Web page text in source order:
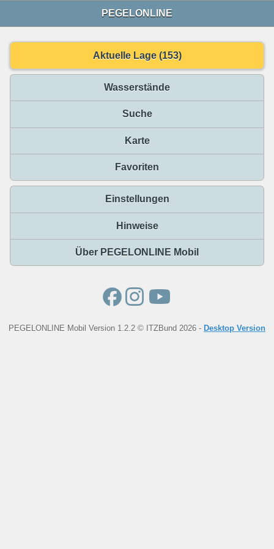
PEGELONLINE
Aktuelle Lage (153)
Wasserstände
Suche
Karte
Favoriten
Einstellungen
Hinweise
Über PEGELONLINE Mobil
PEGELONLINE Mobil Version 1.2.2 © ITZBund 2026 - Desktop Version